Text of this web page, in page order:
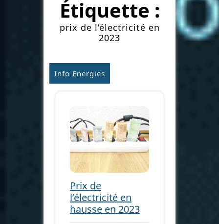
Étiquette :
prix de l’électricité en
2023
Info Energies
Prix de
l’électricité en
hausse en 2023